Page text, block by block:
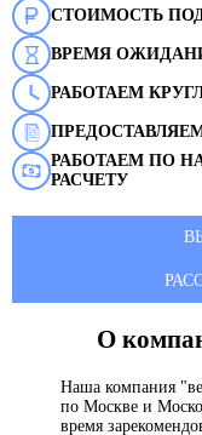
СТОИМОСТЬ
ВРЕМЯ
РАБОТАЕМ
РАБОТАЕМ ПО
РАСЧЕТУ
О
Наша компания
по Москве и
время